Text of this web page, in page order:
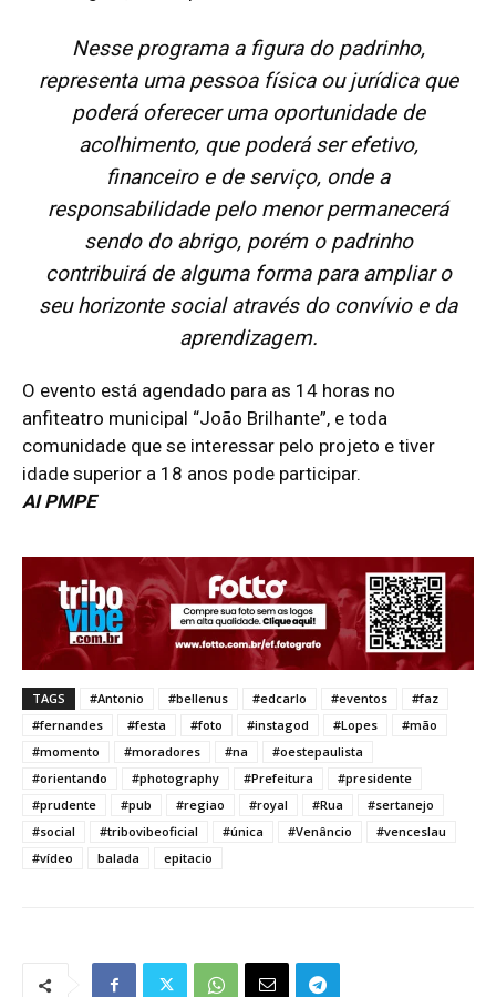
Nesse programa a figura do padrinho,
representa uma pessoa física ou jurídica que
poderá oferecer uma oportunidade de
acolhimento, que poderá ser efetivo,
financeiro e de serviço, onde a
responsabilidade pelo menor permanecerá
sendo do abrigo, porém o padrinho
contribuirá de alguma forma para ampliar o
seu horizonte social através do convívio e da
aprendizagem.
O evento está agendado para as 14 horas no
anfiteatro municipal “João Brilhante”, e toda
comunidade que se interessar pelo projeto e tiver
idade superior a 18 anos pode participar.
AI PMPE
TAGS #Antonio #bellenus #edcarlo #eventos
#faz
#fernandes
#festa #foto #instagod #Lopes
#mão
#momento
#moradores #na
#oestepaulista
#orientando
#photography #Prefeitura
#presidente
#prudente
#pub #regiao #royal #Rua
#sertanejo
#social
#tribovibeoficial #única #Venâncio
#venceslau
#vídeo
balada epitacio